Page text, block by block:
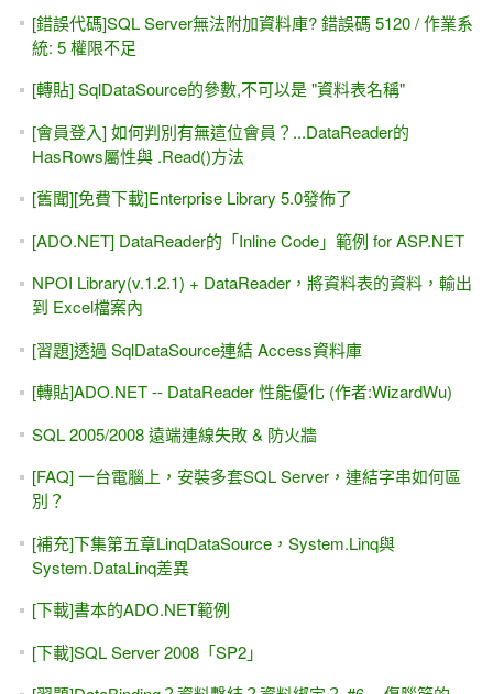
介面
(.NET Core) Microsoft.Data.SqlClient 與 (.NET Framework)
System.Data.SqlClient
ASP.NET 教學 - 前端特效輕鬆學 - 只要「複製＋貼上」就能
學 (9.9小時)
買書自修？或是上課？ -- 找出 適合 自己的學習胃口更重要！
ASP.NET MVC + WebForm雙範例 - WebAPI / WCF / Web
Service線上教學(7.5小時)
ASP.NET MVC 三天入門課程（8折優惠 / 9vs1）
[Youtube] JSON - 20分鐘 快速入門
ASP.NET MVC 超入門 -- 三天 影片教學
ASP.NET MVC 的 JavaScriptResult
CKeditor 5 搭配 ASP.NET MVC 或 Web Form
第一天 的 ASP.NET MVC線上課程 免費看（5.5小時）
[ASP.NET MVC] 01-1 初學者的第一堂課 (Youtube影片 / 正式
課程)
[舊學員回娘家] 免費3天 ASP.NET MVC影片 給您觀賞
自己寫 ASP.NET MVC分頁（.Skip() 與.Take() ）